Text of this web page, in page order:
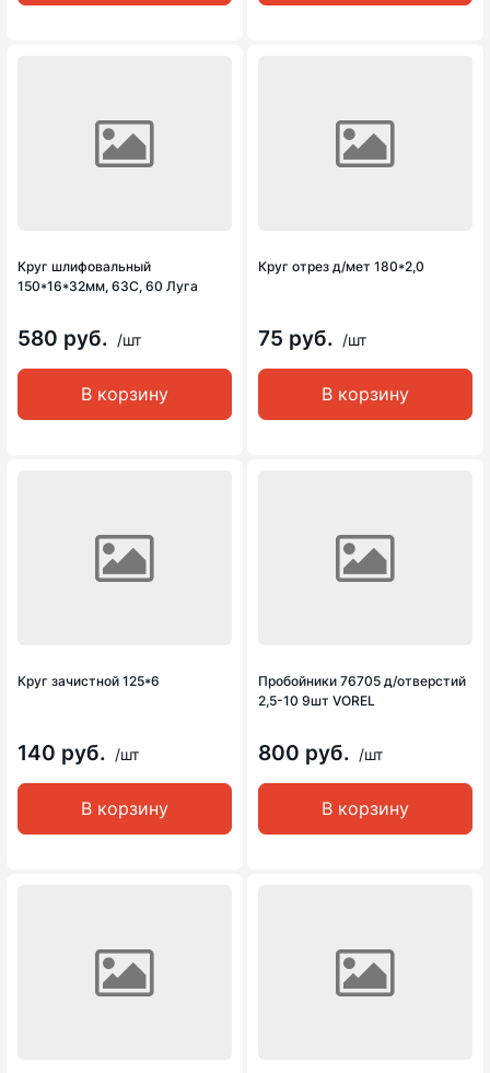
Круг шлифовальный
150*16*32мм, 63С, 60 Луга
580 руб. /шт
В корзину
Круг отрез д/мет 180*2,0
75 руб. /шт
В корзину
Круг зачистной 125*6
140 руб. /шт
В корзину
Пробойники 76705 д/отверстий
2,5-10 9шт VOREL
800 руб. /шт
В корзину